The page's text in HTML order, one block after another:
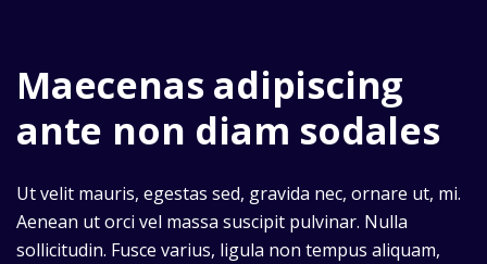
Maecenas adipiscing
ante non diam sodales
Ut velit mauris, egestas sed, gravida nec, ornare ut, mi.
Aenean ut orci vel massa suscipit pulvinar. Nulla
sollicitudin. Fusce varius, ligula non tempus aliquam,